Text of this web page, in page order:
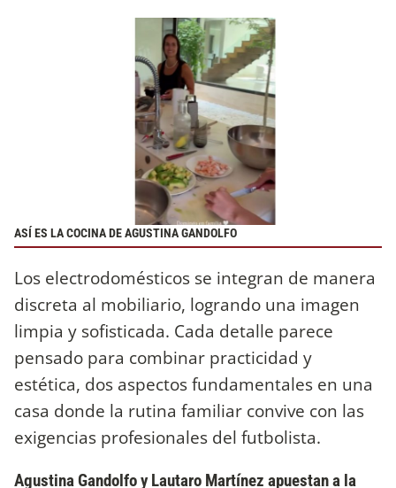
ASÍ ES LA COCINA DE AGUSTINA GANDOLFO
Los electrodomésticos se integran de manera
discreta al mobiliario, logrando una imagen
limpia y sofisticada. Cada detalle parece
pensado para combinar practicidad y
estética, dos aspectos fundamentales en una
casa donde la rutina familiar convive con las
exigencias profesionales del futbolista.
Agustina Gandolfo y Lautaro Martínez apuestan a la